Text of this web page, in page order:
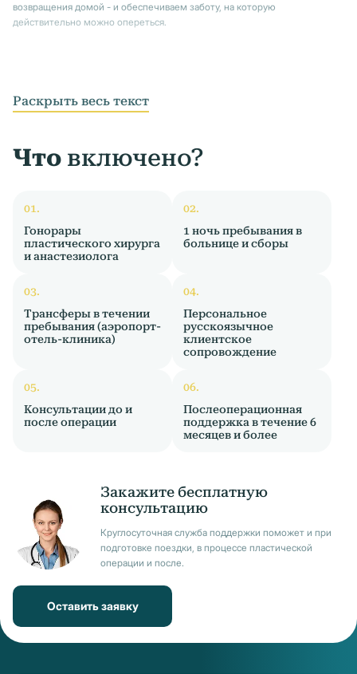
возвращения домой - и обеспечиваем заботу, на которую
действительно можно опереться.
Раскрыть весь текст
Что включено?
Гонорары
пластического хирурга
и анастезиолога
1 ночь пребывания в
больнице и сборы
Трансферы в течении
пребывания (аэропорт-
отель-клиника)
Персональное
русскоязычное
клиентское
сопровождение
Консультации до и
после операции
Послеоперационная
поддержка в течение 6
месяцев и более
Закажите бесплатную
консультацию
Круглосуточная служба поддержки поможет и при
подготовке поездки, в процессе пластической
операции и после.
Оставить заявку